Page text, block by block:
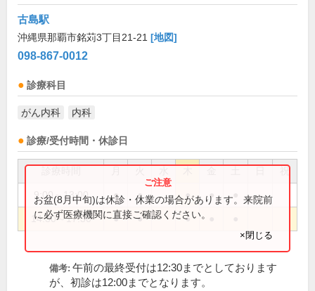
古島駅
沖縄県那覇市銘苅3丁目21-21 [地図]
098-867-0012
診療科目
がん内科 内科
診療/受付時間・休診日
祝
9:00～13:00 ● ● ● ●
14:30～17:30 ● ● ●
お盆(8月中旬)は休診・休業の場合があります。来院前
に必ず医療機関に直接ご確認ください。
×閉じる
備考: 午前の最終受付は12:30までとしております
が、初診は12:00までとなります。